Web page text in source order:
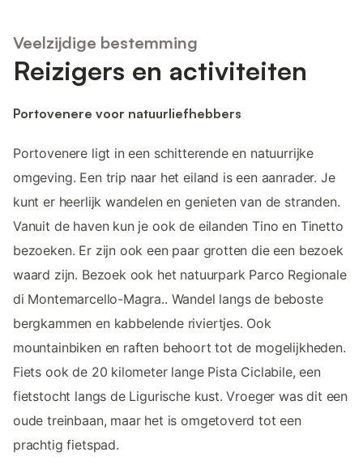
Veelzijdige bestemming
Reizigers en activiteiten
Portovenere voor natuurliefhebbers
Portovenere ligt in een schitterende en natuurrijke
omgeving. Een trip naar het eiland is een aanrader. Je
kunt er heerlijk wandelen en genieten van de stranden.
Vanuit de haven kun je ook de eilanden Tino en Tinetto
bezoeken. Er zijn ook een paar grotten die een bezoek
waard zijn. Bezoek ook het natuurpark Parco Regionale
di Montemarcello-Magra.. Wandel langs de beboste
bergkammen en kabbelende riviertjes. Ook
mountainbiken en raften behoort tot de mogelijkheden.
Fiets ook de 20 kilometer lange Pista Ciclabile, een
fietstocht langs de Ligurische kust. Vroeger was dit een
oude treinbaan, maar het is omgetoverd tot een
prachtig fietspad.